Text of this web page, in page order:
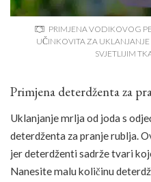
PRIMJENA VODIKOVOG
UČINKOVITA ZA
SVJETLIJIM
Primjena deterdženta za
Uklanjanje mrlja od joda s
deterdženta za pranje rublja.
jer deterdženti sadrže tvari
Nanesite malu količinu